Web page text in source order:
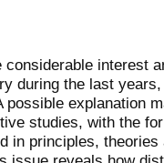
considerable interest
during the last
possible explanation
studies, with the
in principles,